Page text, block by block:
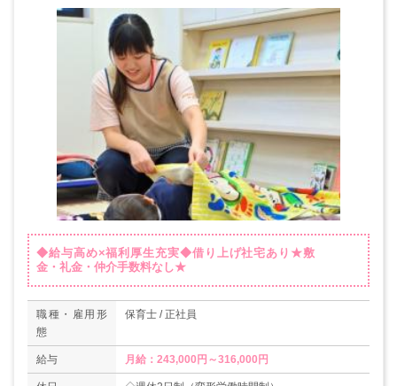
◆給与高め×福利厚生充実◆借り上げ社宅あり★敷
金・礼金・仲介手数料なし★
職種・雇用形
態
保育士 / 正社員
給与 月給：243,000円～316,000円